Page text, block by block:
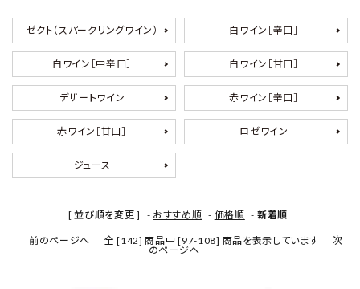
ゼクト（スパークリングワイン） 白ワイン［辛口］
白ワイン［中辛口］ 白ワイン［甘口］
デザートワイン 赤ワイン［辛口］
赤ワイン［甘口］ ロゼワイン
ジュース
[ 並び順を変更 ] - おすすめ順 - 価格順 - 新着順
前のページへ 全 [142] 商品中 [97-108] 商品を表示しています
次
のページへ